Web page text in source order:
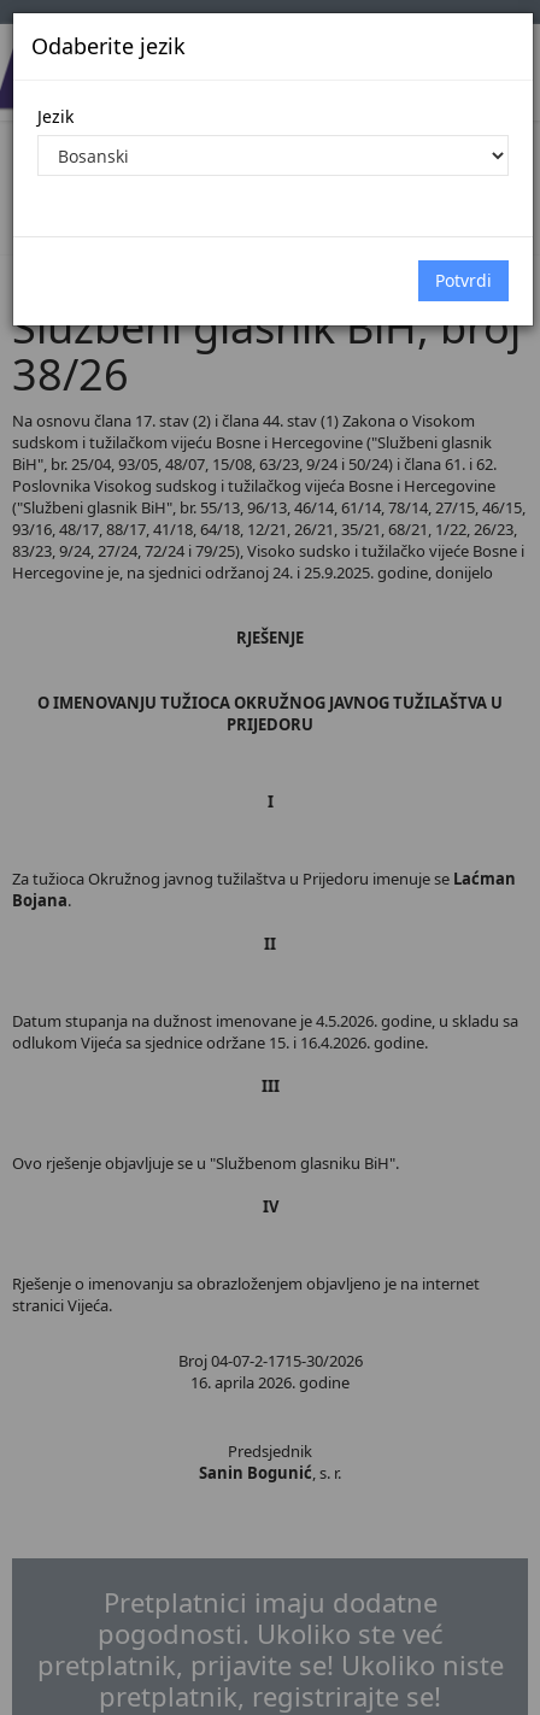
Odaberite jezik
Jezik
Pregled Dokumenata| Broj 38/26
Službeni glasnik BiH, broj
38/26
Na osnovu člana 17. stav (2) i člana 44. stav (1) Zakona o Visokom
sudskom i tužilačkom vijeću Bosne i Hercegovine ("Službeni glasnik
BiH", br. 25/04, 93/05, 48/07, 15/08, 63/23, 9/24 i 50/24) i člana 61. i 62.
Poslovnika Visokog sudskog i tužilačkog vijeća Bosne i Hercegovine
("Službeni glasnik BiH", br. 55/13, 96/13, 46/14, 61/14, 78/14, 27/15, 46/15,
93/16, 48/17, 88/17, 41/18, 64/18, 12/21, 26/21, 35/21, 68/21, 1/22, 26/23,
83/23, 9/24, 27/24, 72/24 i 79/25), Visoko sudsko i tužilačko vijeće Bosne i
Hercegovine je, na sjednici održanoj 24. i 25.9.2025. godine, donijelo
RJEŠENJE
O IMENOVANJU TUŽIOCA OKRUŽNOG JAVNOG TUŽILAŠTVA U
PRIJEDORU
I
Za tužioca Okružnog javnog tužilaštva u Prijedoru imenuje se Laćman
Bojana.
II
Datum stupanja na dužnost imenovane je 4.5.2026. godine, u skladu sa
odlukom Vijeća sa sjednice održane 15. i 16.4.2026. godine.
III
Ovo rješenje objavljuje se u "Službenom glasniku BiH".
IV
Rješenje o imenovanju sa obrazloženjem objavljeno je na internet
stranici Vijeća.
Broj 04-07-2-1715-30/2026
16. aprila 2026. godine
Predsjednik
Sanin Bogunić, s. r.
Pretplatnici imaju dodatne
pogodnosti. Ukoliko ste već
pretplatnik, prijavite se! Ukoliko niste
pretplatnik, registrirajte se!